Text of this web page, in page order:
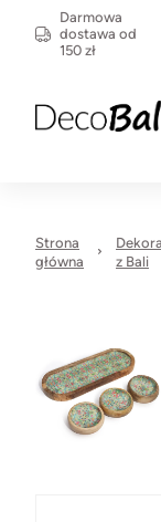
Darmowa
dostawa od
150 zł
Strona
główna
z Bali